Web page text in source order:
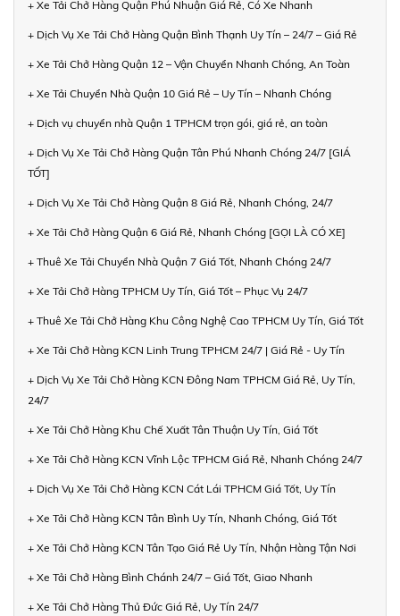
+ Xe Tải Chở Hàng Quận Phú Nhuận Giá Rẻ, Có Xe Nhanh
+ Dịch Vụ Xe Tải Chở Hàng Quận Bình Thạnh Uy Tín – 24/7 – Giá Rẻ
+ Xe Tải Chở Hàng Quận 12 – Vận Chuyển Nhanh Chóng, An Toàn
+ Xe Tải Chuyển Nhà Quận 10 Giá Rẻ – Uy Tín – Nhanh Chóng
+ Dịch vụ chuyển nhà Quận 1 TPHCM trọn gói, giá rẻ, an toàn
+ Dịch Vụ Xe Tải Chở Hàng Quận Tân Phú Nhanh Chóng 24/7 [GIÁ
TỐT]
+ Dịch Vụ Xe Tải Chở Hàng Quận 8 Giá Rẻ, Nhanh Chóng, 24/7
+ Xe Tải Chở Hàng Quận 6 Giá Rẻ, Nhanh Chóng [GỌI LÀ CÓ XE]
+ Thuê Xe Tải Chuyển Nhà Quận 7 Giá Tốt, Nhanh Chóng 24/7
+ Xe Tải Chở Hàng TPHCM Uy Tín, Giá Tốt – Phục Vụ 24/7
+ Thuê Xe Tải Chở Hàng Khu Công Nghệ Cao TPHCM Uy Tín, Giá Tốt
+ Xe Tải Chở Hàng KCN Linh Trung TPHCM 24/7 | Giá Rẻ - Uy Tín
+ Dịch Vụ Xe Tải Chở Hàng KCN Đông Nam TPHCM Giá Rẻ, Uy Tín,
24/7
+ Xe Tải Chở Hàng Khu Chế Xuất Tân Thuận Uy Tín, Giá Tốt
+ Xe Tải Chở Hàng KCN Vĩnh Lộc TPHCM Giá Rẻ, Nhanh Chóng 24/7
+ Dịch Vụ Xe Tải Chở Hàng KCN Cát Lái TPHCM Giá Tốt, Uy Tín
+ Xe Tải Chở Hàng KCN Tân Bình Uy Tín, Nhanh Chóng, Giá Tốt
+ Xe Tải Chở Hàng KCN Tân Tạo Giá Rẻ Uy Tín, Nhận Hàng Tận Nơi
+ Xe Tải Chở Hàng Bình Chánh 24/7 – Giá Tốt, Giao Nhanh
+ Xe Tải Chở Hàng Thủ Đức Giá Rẻ, Uy Tín 24/7